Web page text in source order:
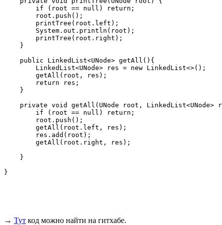
        if (root == null) return;
        root.push();
        printTree(root.left);
        System.out.println(root);
        printTree(root.right);
    }
    public LinkedList<UNode> getAll(){
        LinkedList<UNode> res = new LinkedList<>();
        getAll(root, res);
        return res;
    }
private void getAll(UNode root, LinkedList<UNode>
        if (root == null) return;
        root.push();
        getAll(root.left, res);
        res.add(root);
        getAll(root.right, res);
    }
}
→ Тут код можно найти на гитхабе.